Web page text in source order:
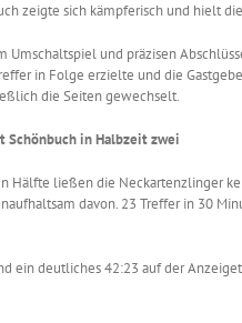
zeigte sich kämpferisch und hielt
Umschaltspiel und präzisen
in Folge erzielte und die
die Seiten gewechselt.
Schönbuch in Halbzeit zwei
Hälfte ließen die Neckartenzlinger
davon. 23 Treffer in 30
ein deutliches 42:23 auf der